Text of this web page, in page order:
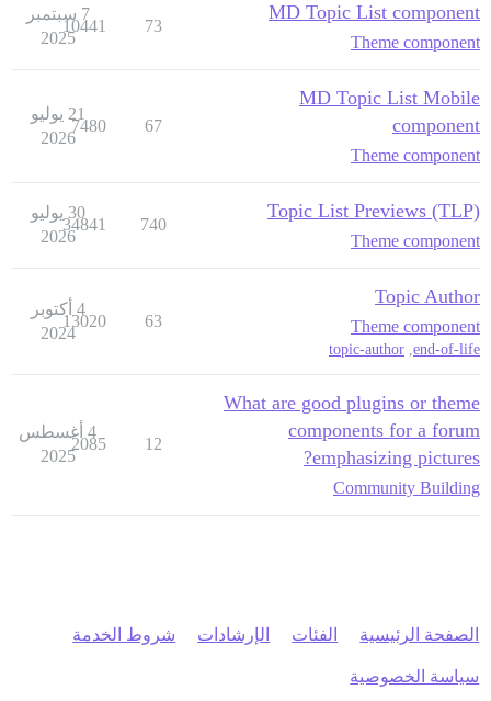
MD Topic List component
Theme component
73
10441
7 سبتمبر
2025
MD Topic List Mobile
component
Theme component
67
7480
21 يوليو
2026
Topic List Previews (TLP)
Theme component
740
34841
30 يوليو
2026
Topic Author
Theme component
end-of-life
,
topic-author
63
13020
4 أكتوبر
2024
What are good plugins or theme
components for a forum
emphasizing pictures?
Community Building
12
2085
4 أغسطس
2025
الصفحة الرئيسية الفئات الإرشادات شروط الخدمة
سياسة الخصوصية